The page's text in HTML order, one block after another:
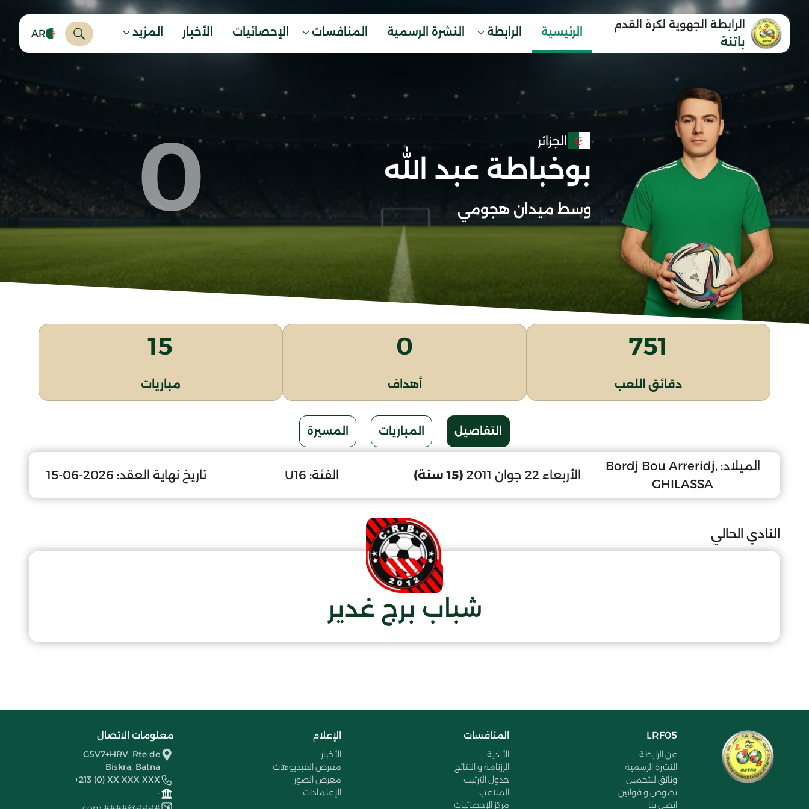
الرابطة الجهوية لكرة القدم
باتنة
الرئيسية الرابطة النشرة الرسمية المنافسات الإحصائيات الأخبار المزيد AR
الجزائر
بوخباطة عبد الله
وسط ميدان هجومي 0
751
دقائق اللعب
0
أهداف
15
مباريات
التفاصيل المباريات المسيرة
الميلاد: Bordj Bou Arreridj,
GHILASSA
الأربعاء 22 جوان 2011 (15 سنة) الفئة: U16 تاريخ نهاية العقد: 2026-06-15
النادي الحالي
شباب برج غدير
LRF05
عن الرابطة
النشرة الرسمية
وثائق للتحميل
نصوص و قوانين
اتصل بنا
المنافسات
الأندية
الرزنامة و النتائج
جدول الترتيب
الملاعب
مركز الإحصائيات
الإعلام
الأخبار
معرض الفيديوهات
معرض الصور
الإعتمادات
معلومات الاتصال
G5V7+HRV, Rte de
Biskra, Batna
+213 (0) XX XXX XXX
-